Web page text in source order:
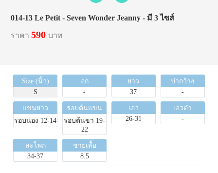
014-13 Le Petit - Seven Wonder Jeanny - มี 3 ไซส์
ราคา590บาท
Size (นิ้ว)
S
อก
-
ยาว
37
บ่ากว้าง
-
แขนยาว
รอบน่อง 12-14
รอบต้นแขน
รอบต้นขา 19-
22
เอว
26-31
เอวต่ำ
-
สะโพก
34-37
ชายเสื้อ
8.5